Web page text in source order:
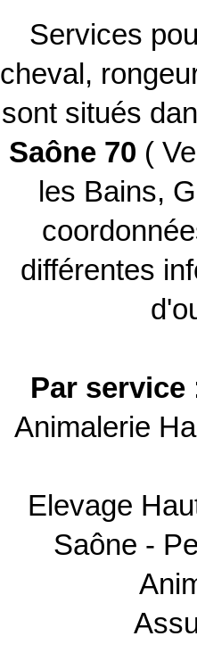
Services
cheval,
sont situés
Saône 70 (
les Bains,
différentes
Par service
Animalerie
Elevage
Saône -